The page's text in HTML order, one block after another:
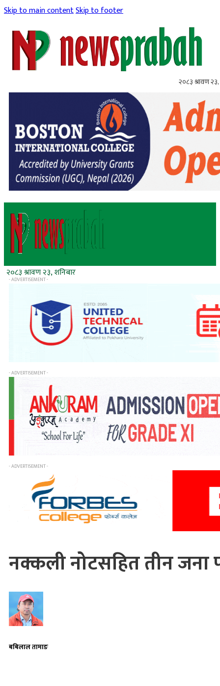
Skip to main contentSkip to footer
२०८३ श्रावण २३,
२०८३ श्रावण २३, शनिबार
- ADVERTISEMENT -
- ADVERTISEMENT -
- ADVERTISEMENT -
नक्कली नोटसहित तीन जना
बबिलाल तामाङ